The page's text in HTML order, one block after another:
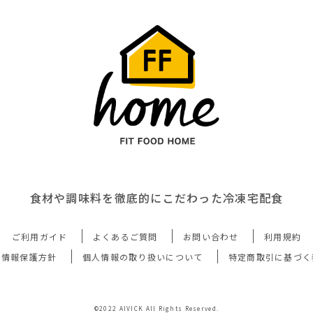
食材や調味料を徹底的にこだわった冷凍宅配食
ご利用ガイド よくあるご質問 お問い合わせ
利用規約
報保護方針
個人情報の取り扱いについて 特定商取引に基づ
©2022 AIVICK All Rights Reserved.